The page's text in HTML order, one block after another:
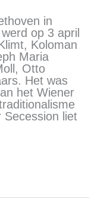
in
op 3 april
Koloman
Maria
Otto
Het was
het Wiener
Secession liet